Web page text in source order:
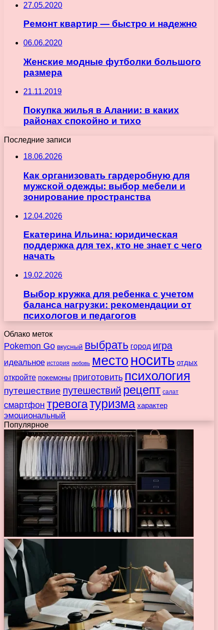
27.05.2020
Ремонт квартир — быстро и надежно
06.06.2020
Женские модные футболки большого
размера
21.11.2019
Покупка жилья в Алании: в каких
районах спокойно и тихо
Последние записи
18.06.2026
Как организовать гардеробную для
мужской одежды: выбор мебели и
зонирование пространства
12.04.2026
Екатерина Ильина: юридическая
поддержка для тех, кто не знает с чего
начать
19.02.2026
Выбор кружка для ребенка с учетом
баланса нагрузки: рекомендации от
психологов и педагогов
Облако меток
Pokemon Go вкусный выбрать город игра
идеальное история любовь место носить отдых
откройте покемоны приготовить психология
путешествие путешествий рецепт салат
смартфон тревогатуризма характер
эмоциональный
Популярное